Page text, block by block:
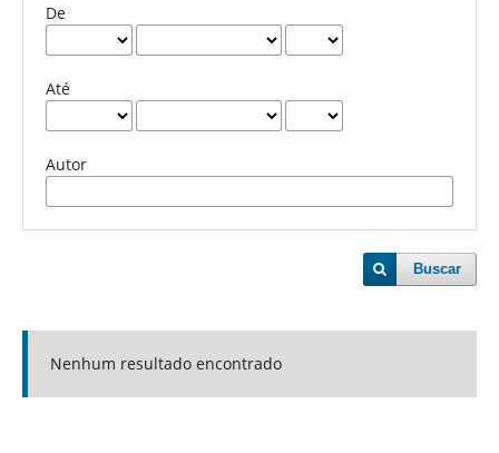
De
Até
Autor
Buscar
Nenhum resultado encontrado